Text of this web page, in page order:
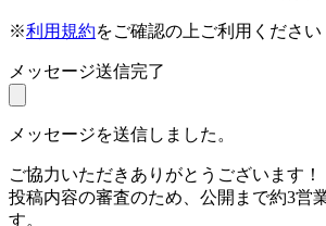
※利用規約をご確認の上ご利用ください
メッセージ送信完了
メッセージを送信しました。
ご協力いただきありがとうございます！
投稿内容の審査のため、公開まで約3営
す。